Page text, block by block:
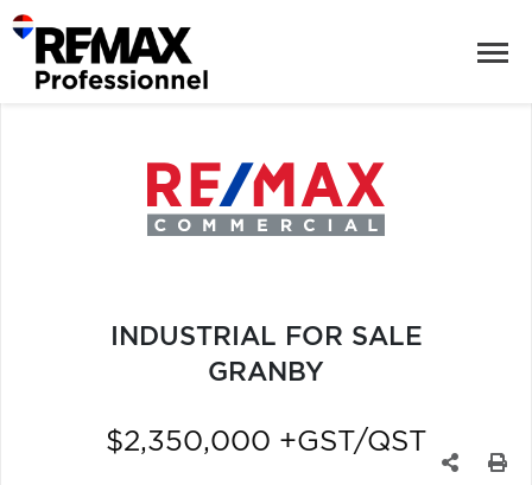
INDUSTRIAL FOR SALE
GRANBY
$2,350,000 +GST/QST